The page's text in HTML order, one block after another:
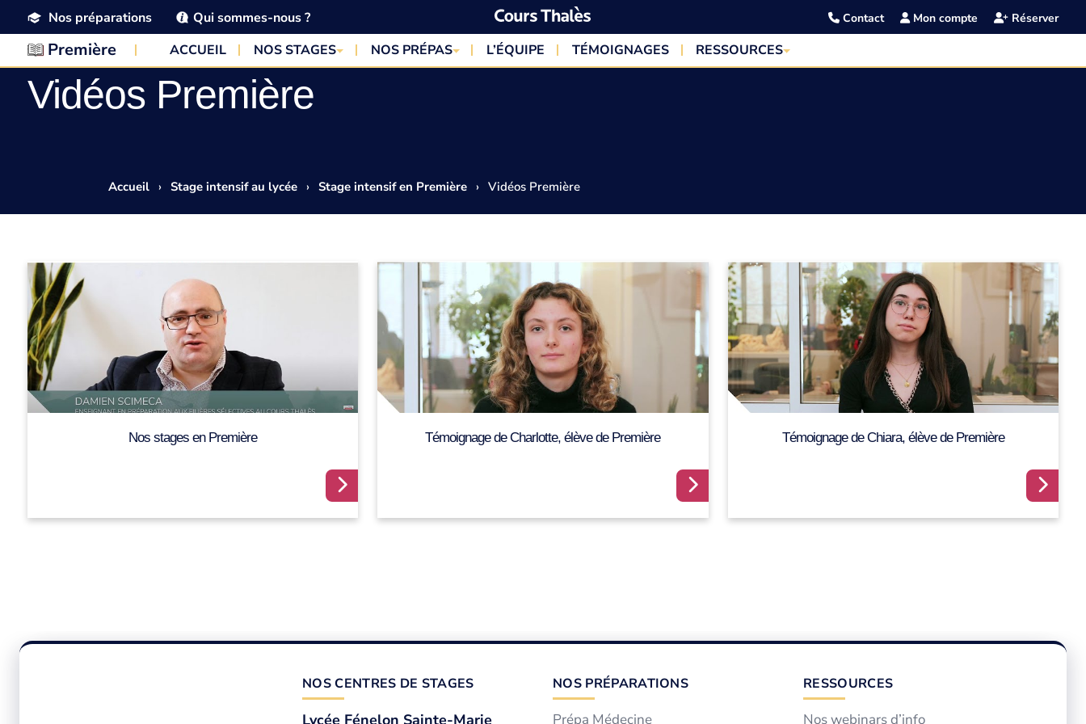
Nos préparations Qui sommes-nous ? Contact Mon compte Réserver
Première ACCUEIL NOS STAGES NOS PRÉPAS L’ÉQUIPE TÉMOIGNAGES RESSOURCES
Vidéos Première
Accueil › Stage intensif au lycée › Stage intensif en Première › Vidéos Première
Nos stages en Première Témoignage de Charlotte, élève de Première Témoignage de Chiara, élève de Première
NOS CENTRES DE STAGES
Lycée Fénelon Sainte-Marie
NOS PRÉPARATIONS
Prépa Médecine
RESSOURCES
Nos webinars d’info